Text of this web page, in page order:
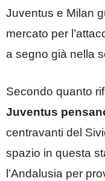
Juventus e Milan
mercato per
a segno già nella
Secondo quanto
Juventus
centravanti del
spazio in questa
l’Andalusia per